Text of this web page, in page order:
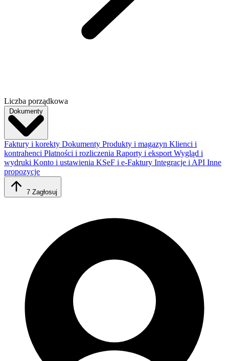
Liczba porządkowa
Dokumenty
Faktury i korekty Dokumenty Produkty i magazyn Klienci i
kontrahenci Płatności i rozliczenia Raporty i eksport Wygląd i
wydruki Konto i ustawienia KSeF i e-Faktury Integracje i API Inne
propozycje
7 Zagłosuj